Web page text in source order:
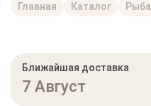
Главная Каталог Рыба
Ближайшая доставка
7 Август